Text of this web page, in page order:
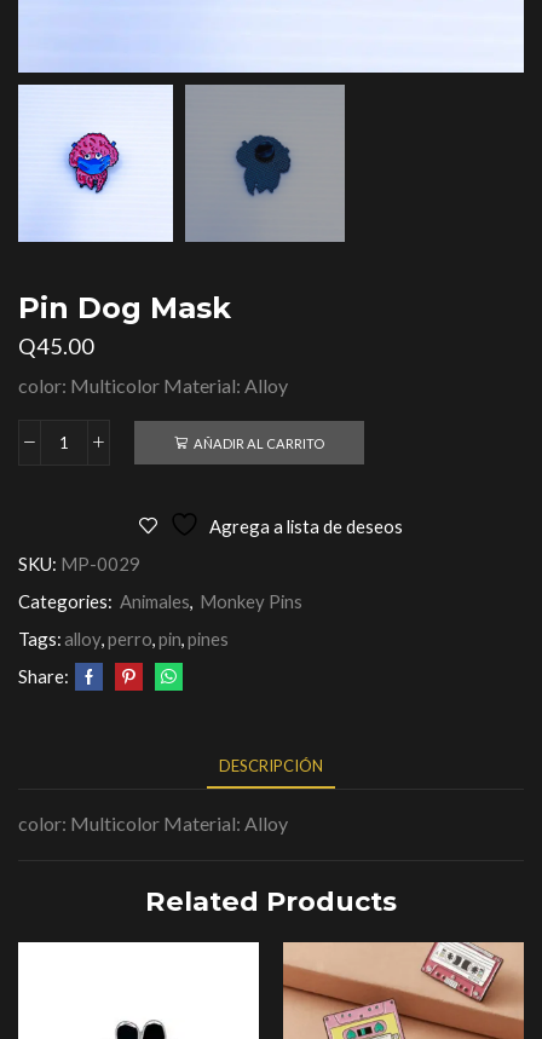
Pin Dog Mask
Q45.00
color: Multicolor Material: Alloy
AÑADIR AL CARRITO
Agrega a lista de deseos
SKU: MP-0029
Categories: Animales, Monkey Pins
Tags:alloy,perro,pin,pines
Share:
DESCRIPCIÓN
color: Multicolor Material: Alloy
Related Products